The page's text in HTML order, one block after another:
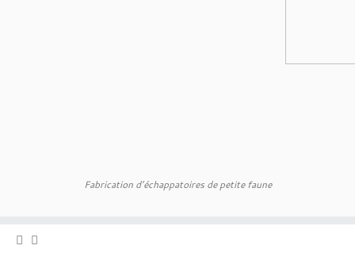
Fabrication d’échappatoires de petite faune